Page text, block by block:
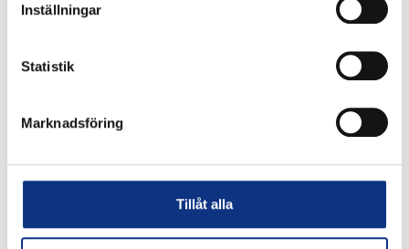
Inställningar
Statistik
Marknadsföring
Tillåt alla
Stabes nyhetsbrev
Genom att klicka på “Signa upp” dig bekräftar du